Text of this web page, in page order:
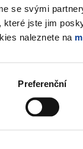
se svými
jste jim
naleznete na
Preferenční